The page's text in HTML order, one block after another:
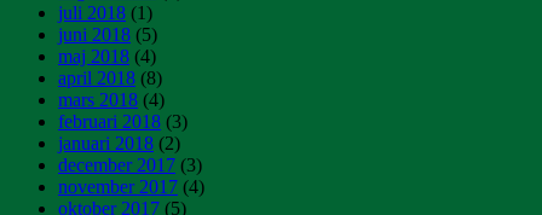
juli 2018 (1)
juni 2018 (5)
maj 2018 (4)
april 2018 (8)
mars 2018 (4)
februari 2018 (3)
januari 2018 (2)
december 2017 (3)
november 2017 (4)
oktober 2017 (5)